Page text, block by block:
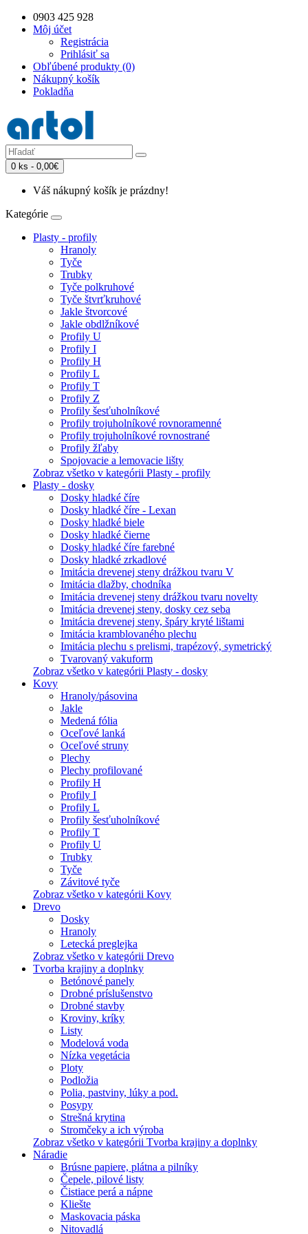
0903 425 928
Môj účet
Registrácia
Prihlásiť sa
Obľúbené produkty (0)
Nákupný košík
Pokladňa
0 ks - 0,00€
Váš nákupný košík je prázdny!
Kategórie
Plasty - profily
Hranoly
Tyče
Trubky
Tyče polkruhové
Tyče štvrťkruhové
Jakle štvorcové
Jakle obdlžníkové
Profily U
Profily I
Profily H
Profily L
Profily T
Profily Z
Profily šesťuholníkové
Profily trojuholníkové rovnoramenné
Profily trojuholníkové rovnostrané
Profily žľaby
Spojovacie a lemovacie lišty
Zobraz všetko v kategórii Plasty - profily
Plasty - dosky
Dosky hladké číre
Dosky hladké číre - Lexan
Dosky hladké biele
Dosky hladké čierne
Dosky hladké číre farebné
Dosky hladké zrkadlové
Imitácia drevenej steny drážkou tvaru V
Imitácia dlažby, chodníka
Imitácia drevenej steny drážkou tvaru novelty
Imitácia drevenej steny, dosky cez seba
Imitácia drevenej steny, špáry kryté lištami
Imitácia kramblovaného plechu
Imitácia plechu s prelismi, trapézový, symetrický
Tvarovaný vakuform
Zobraz všetko v kategórii Plasty - dosky
Kovy
Hranoly/pásovina
Jakle
Medená fólia
Oceľové lanká
Oceľové struny
Plechy
Plechy profilované
Profily H
Profily I
Profily L
Profily šesťuholníkové
Profily T
Profily U
Trubky
Tyče
Závitové tyče
Zobraz všetko v kategórii Kovy
Drevo
Dosky
Hranoly
Letecká preglejka
Zobraz všetko v kategórii Drevo
Tvorba krajiny a doplnky
Betónové panely
Drobné príslušenstvo
Drobné stavby
Kroviny, kríky
Listy
Modelová voda
Nízka vegetácia
Ploty
Podložia
Polia, pastviny, lúky a pod.
Posypy
Strešná krytina
Stromčeky a ich výroba
Zobraz všetko v kategórii Tvorba krajiny a doplnky
Náradie
Brúsne papiere, plátna a pilníky
Čepele, pilové listy
Čistiace perá a nápne
Kliešte
Maskovacia páska
Nitovadlá